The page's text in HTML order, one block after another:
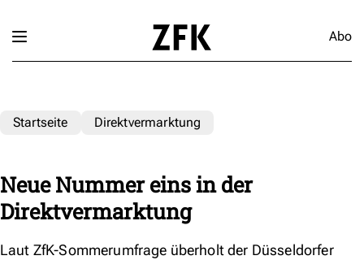
Abo
Startseite Direktvermarktung
Neue Nummer eins in der
Direktvermarktung
Laut ZfK-Sommerumfrage überholt der Düsseldorfer